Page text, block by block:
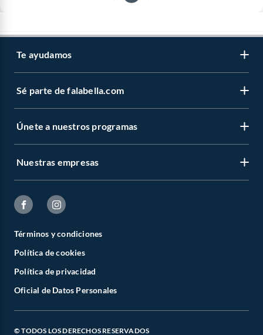
Te ayudamos
Sé parte de falabella.com
Únete a nuestros programas
Nuestras empresas
Términos y condiciones
Política de cookies
Política de privacidad
Oficial de Datos Personales
© TODOS LOS DERECHOS RESERVADOS